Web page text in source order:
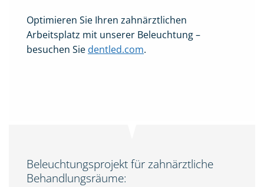
Optimieren Sie Ihren zahnärztlichen
Arbeitsplatz mit unserer Beleuchtung –
besuchen Sie dentled.com.
Beleuchtungsprojekt für zahnärztliche
Behandlungsräume: